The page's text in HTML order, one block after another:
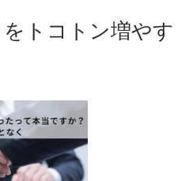
ブログ
採用情報
ー・講演
1311
トコトン増やす